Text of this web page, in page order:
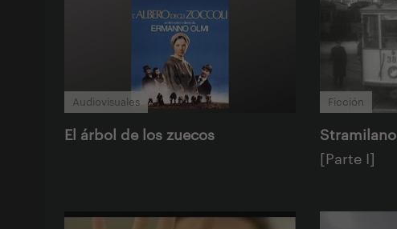
Audiovisuales
El árbol de los zuecos
Ficción
Stramilano
[Parte I]